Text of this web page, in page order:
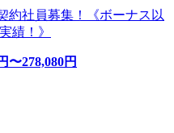
約社員募集！《ボーナス以
績！》
〜278,080円